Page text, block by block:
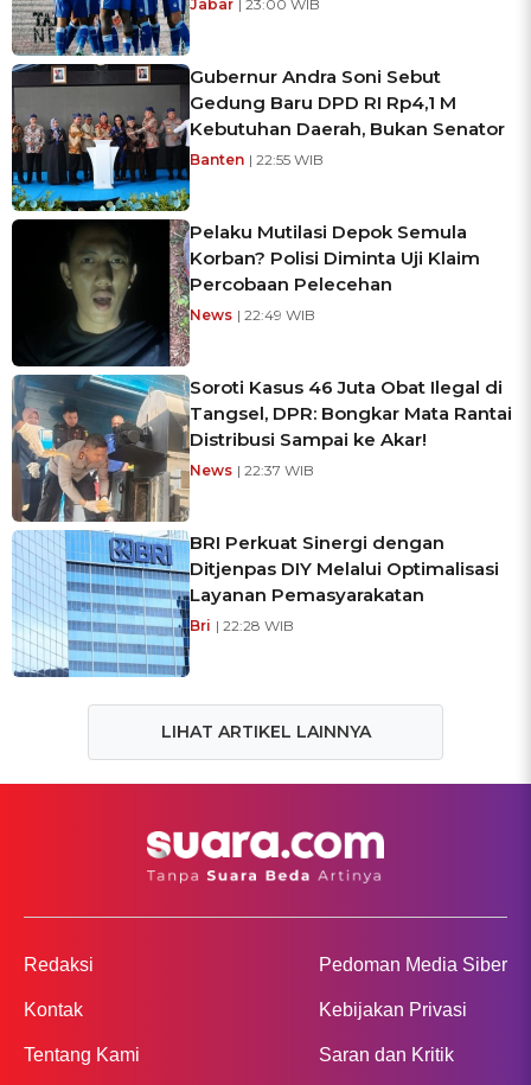
Jabar | 23:00 WIB
Gubernur Andra Soni Sebut
Gedung Baru DPD RI Rp4,1 M
Kebutuhan Daerah, Bukan Senator
Banten | 22:55 WIB
Pelaku Mutilasi Depok Semula
Korban? Polisi Diminta Uji Klaim
Percobaan Pelecehan
News | 22:49 WIB
Soroti Kasus 46 Juta Obat Ilegal di
Tangsel, DPR: Bongkar Mata Rantai
Distribusi Sampai ke Akar!
News | 22:37 WIB
BRI Perkuat Sinergi dengan
Ditjenpas DIY Melalui Optimalisasi
Layanan Pemasyarakatan
Bri | 22:28 WIB
LIHAT ARTIKEL LAINNYA
Redaksi
Kontak
Tentang Kami
Pedoman Media Siber
Kebijakan Privasi
Saran dan Kritik